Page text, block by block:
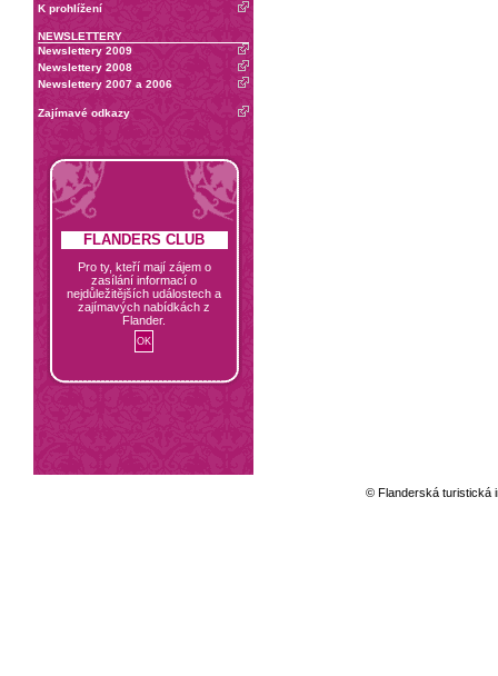
K prohlížení
NEWSLETTERY
Newslettery 2009
Newslettery 2008
Newslettery 2007 a 2006
Zajímavé odkazy
FLANDERS CLUB
Pro ty, kteří mají zájem o
zasílání informací o
nejdůležitějších událostech a
zajímavých nabídkách z
Flander.
© Flanderská turistická